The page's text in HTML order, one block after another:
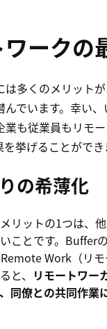
ワークの
は多くのメリット
んでいます。幸い
業も従業員もリモ
挙げることができ
の希薄化
リットの1つは、
ことです。Buffer
Remote Work（リ
と、 リモートワー
同僚との共同作業